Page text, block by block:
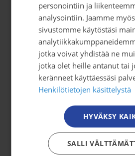
Syöpäjärjestöt
Mäkelänkatu 2, 4. kerros
00500 Helsinki
puh. 09 135 331
tiedotus@cancer.fi
Tilaa uutiskirje
Osallistu toimintaan
personointiin ja
analysointiin. Jaamme
sivustomme käytöstäsi
jotka voivat yhdistää ne
jotka olet heille antanut tai
keränneet käyttäessäsi
Henkilötietojen käsittelystä
HYVÄKSY
SALLI